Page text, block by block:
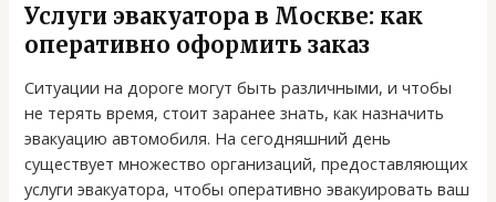
Услуги эвакуатора в Москве: как
оперативно оформить заказ
Ситуации на дороге могут быть различными, и чтобы
не терять время, стоит заранее знать, как назначить
эвакуацию автомобиля. На сегодняшний день
существует множество организаций, предоставляющих
услуги эвакуатора, чтобы оперативно эвакуировать ваш